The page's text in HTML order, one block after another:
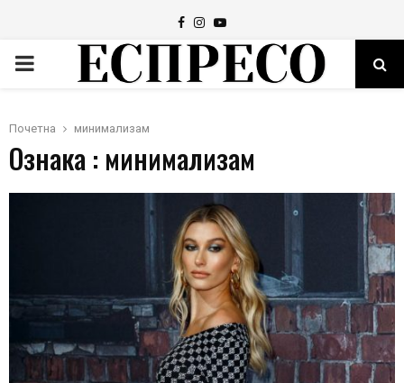
Facebook
Instagram
Youtube
PRIMARY
Почетна минимализам
Ознака : минимализам